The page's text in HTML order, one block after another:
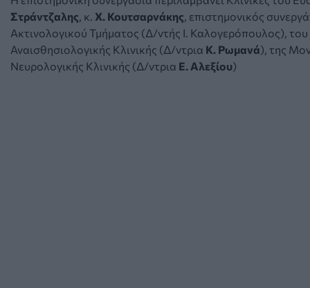
Στράντζαλης , κ. Χ. Κουτσαρνάκης , επιστημονικός
Ακτινολογικού Τμήματος (Δ/ντής Ι. Καλογερόπουλος),
Αναισθησιολογικής Κλινικής (Δ/ντρια Κ. Ρωμανά), της
Νευρολογικής Κλινικής (Δ/ντρια Ε. Αλεξίου)